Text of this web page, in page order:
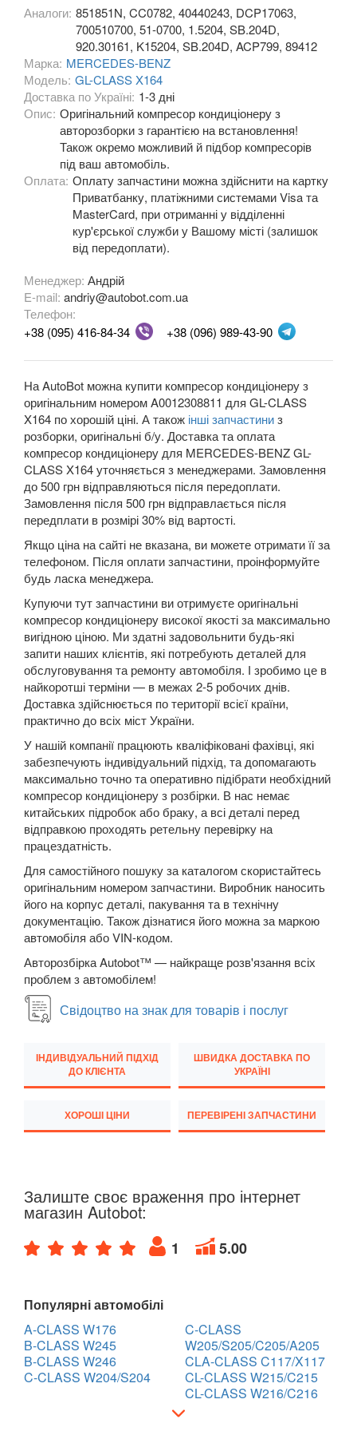
ROVER
keyboard_arrow_down
SEAT
SKODA
SMART keyboard_arrow_down
SUBARU keyboard_arrow_down
SUZUKI
TESLA
TOYOTA
VOLKSWAGEN
В наявності!
Аналоги: 851851N, CC0782, 40440243, DCP17063,
700510700, 51-0700, 1.5204, SB.204D,
920.30161, K15204, SB.204D, ACP799, 89412
Марка: MERCEDES-BENZ
Модель: GL-CLASS X164
Доставка по Україні: 1-3 дні
Опис: Оригінальний компресор кондиціонеру з
авторозборки з гарантією на встановлення!
Також окремо можливий й підбор компресорів
під ваш автомобіль.
Оплата: Оплату запчастини можна здійснити на картку
Приватбанку, платіжними системами Visa та
MasterCard, при отриманні у відділенні
кур'єрської служби у Вашому місті (залишок
від передоплати).
Менеджер: Андрій
E-mail: andriy@autobot.com.ua
Телефон:
+38 (095) 416-84-34
+38 (096) 989-43-90
На AutoBot можна купити компресор кондиціонеру з
оригінальним номером A0012308811 для GL-CLASS
X164 по хорошій ціні. А також інші запчастиниз
розборки, оригінальні б/у. Доставка та оплата
компресор кондиціонеру для MERCEDES-BENZ GL-
CLASS X164 уточняється з менеджерами. Замовлення
до 500 грн відправляються після передоплати.
Замовлення після 500 грн відправлається після
передплати в розмірі 30% від вартості.
Якщо ціна на сайті не вказана, ви можете отримати її за
телефоном. Після оплати запчастини, проінформуйте
будь ласка менеджера.
Купуючи тут запчастини ви отримуєте оригінальні
компресор кондиціонеру високої якості за максимально
вигідною ціною. Ми здатні задовольнити будь-які
запити наших клієнтів, які потребують деталей для
обслуговування та ремонту автомобіля. І зробимо це в
найкоротші терміни — в межах 2-5 робочих днів.
Доставка здійснюється по території всієї країни,
практично до всіх міст України.
У нашій компанії працюють кваліфіковані фахівці, які
забезпечують індивідуальний підхід, та допомагають
максимально точно та оперативно підібрати необхідний
компресор кондиціонеру з розбірки. В нас немає
китайських підробок або браку, а всі деталі перед
відправкою проходять ретельну перевірку на
працездатність.
Для самостійного пошуку за каталогом скористайтесь
оригінальним номером запчастини. Виробник наносить
його на корпус деталі, пакування та в технічну
документацію. Також дізнатися його можна за маркою
автомобіля або VIN-кодом.
Авторозбірка Autobot™ — найкраще розв'язання всіх
проблем з автомобілем!
Свідоцтво на знак для товарів і послуг
ІНДИВІДУАЛЬНИЙ ПІДХІД
ДО КЛІЄНТА
ШВИДКА ДОСТАВКА ПО
УКРАЇНІ
ХОРОШІ ЦІНИ ПЕРЕВІРЕНІ ЗАПЧАСТИНИ
Залиште своє враження про інтернет
магазин Autobot:
1 5.00
Популярні автомобілі
A-CLASS W176
B-CLASS W245
B-CLASS W246
C-CLASS W204/S204
C-CLASS
W205/S205/C205/A205
CLA-CLASS C117/X117
CL-CLASS W215/C215
CL-CLASS W216/C216